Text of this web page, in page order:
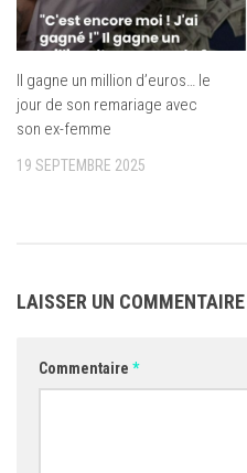
Il gagne un million d’euros… le
jour de son remariage avec
son ex-femme
19 SEPTEMBRE 2025
LAISSER UN COMMENTAIRE
Commentaire *